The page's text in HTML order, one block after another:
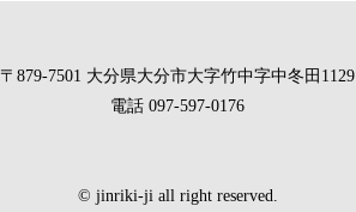
〒879-7501 大分県大分市大字竹中字中冬田1129
電話 097-597-0176
© jinriki-ji all right reserved.